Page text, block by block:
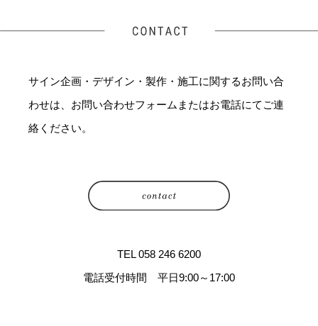
サイン企画・デザイン・製作・施工に関するお問い合
わせは、お問い合わせフォームまたはお電話にてご連
絡ください。
TEL 058 246 6200
電話受付時間 平日9:00～17:00